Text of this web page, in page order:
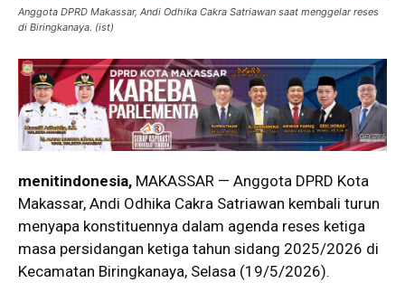
Anggota DPRD Makassar, Andi Odhika Cakra Satriawan saat menggelar reses
di Biringkanaya. (ist)
menitindonesia, MAKASSAR — Anggota DPRD Kota
Makassar, Andi Odhika Cakra Satriawan kembali turun
menyapa konstituennya dalam agenda reses ketiga
masa persidangan ketiga tahun sidang 2025/2026 di
Kecamatan Biringkanaya, Selasa (19/5/2026).